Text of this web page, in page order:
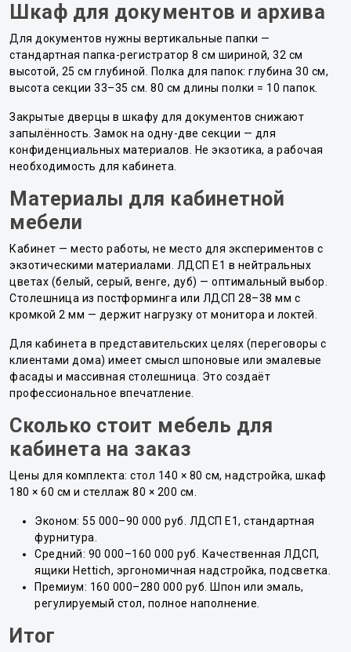
Шкаф для документов и архива
Для документов нужны вертикальные папки —
стандартная папка-регистратор 8 см шириной, 32 см
высотой, 25 см глубиной. Полка для папок: глубина 30 см,
высота секции 33–35 см. 80 см длины полки = 10 папок.
Закрытые дверцы в шкафу для документов снижают
запылённость. Замок на одну-две секции — для
конфиденциальных материалов. Не экзотика, а рабочая
необходимость для кабинета.
Материалы для кабинетной
мебели
Кабинет — место работы, не место для экспериментов с
экзотическими материалами. ЛДСП E1 в нейтральных
цветах (белый, серый, венге, дуб) — оптимальный выбор.
Столешница из постформинга или ЛДСП 28–38 мм с
кромкой 2 мм — держит нагрузку от монитора и локтей.
Для кабинета в представительских целях (переговоры с
клиентами дома) имеет смысл шпоновые или эмалевые
фасады и массивная столешница. Это создаёт
профессиональное впечатление.
Сколько стоит мебель для
кабинета на заказ
Цены для комплекта: стол 140 × 80 см, надстройка, шкаф
180 × 60 см и стеллаж 80 × 200 см.
Эконом: 55 000–90 000 руб. ЛДСП E1, стандартная
фурнитура.
Средний: 90 000–160 000 руб. Качественная ЛДСП,
ящики Hettich, эргономичная надстройка, подсветка.
Премиум: 160 000–280 000 руб. Шпон или эмаль,
регулируемый стол, полное наполнение.
Итог